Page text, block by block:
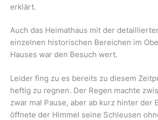
erklärt.
Auch das Heimathaus mit der
einzelnen historischen Bereichen im
Hauses war den Besuch wert.
Leider fing zu es bereits zu diesem
heftig zu regnen. Der Regen machte
zwar mal Pause, aber ab kurz hinter der
öffnete der Himmel seine Schleusen